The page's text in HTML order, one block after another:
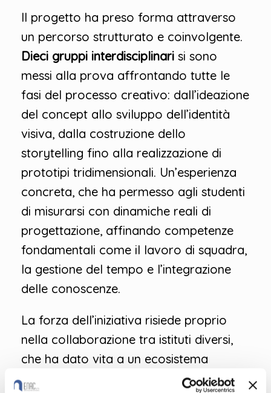
Il progetto ha preso forma attraverso
un percorso strutturato e coinvolgente.
Dieci gruppi interdisciplinari si sono
messi alla prova affrontando tutte le
fasi del processo creativo: dall’ideazione
del concept allo sviluppo dell’identità
visiva, dalla costruzione dello
storytelling fino alla realizzazione di
prototipi tridimensionali. Un’esperienza
concreta, che ha permesso agli studenti
di misurarsi con dinamiche reali di
progettazione, affinando competenze
fondamentali come il lavoro di squadra,
la gestione del tempo e l’integrazione
delle conoscenze.
La forza dell’iniziativa risiede proprio
nella collaborazione tra istituti diversi,
che ha dato vita a un ecosistema
progettuale ricco e articolato. Le